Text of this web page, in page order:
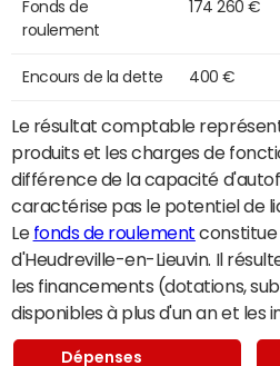
Fonds de
roulement
174 260 €
Encours de la dette 400 €
Le résultat comptable
produits et les charges de
différence de la capacité
caractérise pas le potentiel de
Le fonds de roulement constitue
d'Heudreville-en-Lieuvin. Il
les financements (dotations,
disponibles à plus d'un an et les
Dépenses